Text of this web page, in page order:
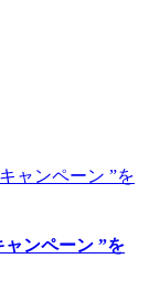
ャンペーン ”を